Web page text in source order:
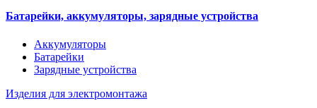
Батарейки, аккумуляторы, зарядные устройства
Аккумуляторы
Батарейки
Зарядные устройства
Изделия для электромонтажа